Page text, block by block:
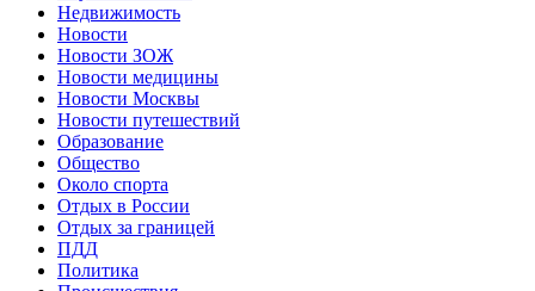
Недвижимость
Новости
Новости ЗОЖ
Новости медицины
Новости Москвы
Новости путешествий
Образование
Общество
Около спорта
Отдых в России
Отдых за границей
ПДД
Политика